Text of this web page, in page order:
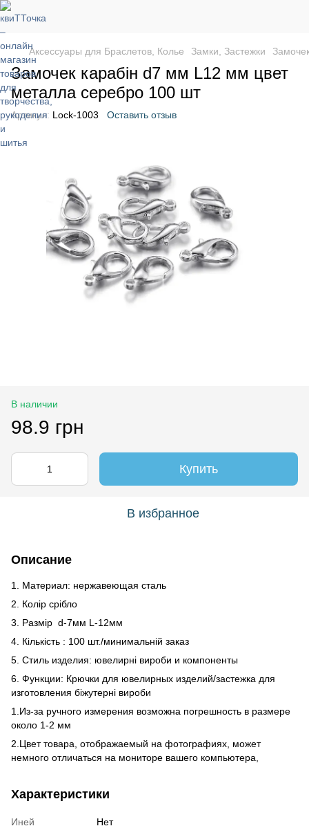
Аксессуары для Браслетов, Колье Замки, Застежки
Замочек карабін d7 мм L12 мм цвет
металла серебро 100 шт
Артикул: Lock-1003 Оставить отзыв
В наличии
98.9 грн
Купить
В избранное
Описание
1. Материал: нержавеющая сталь
2. Колір срібло
3. Размір d-7мм L-12мм
4. Кількість : 100 шт./минимальній заказ
5. Стиль изделия: ювелирні вироби и компоненты
6. Функции: Крючки для ювелирных изделий/застежка для
изготовления біжутерні вироби
1.Из-за ручного измерения возможна погрешность в размере
около 1-2 мм
2.Цвет товара, отображаемый на фотографиях, может
немного отличаться на мониторе вашего компьютера,
Характеристики
Иней Нет